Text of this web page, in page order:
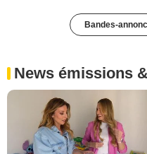
Bandes-
News émissions